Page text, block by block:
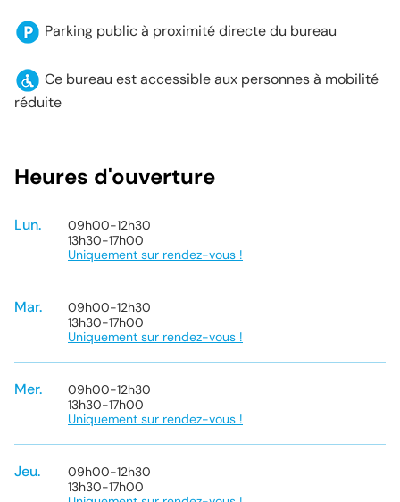
Parking public à proximité directe du bureau
Ce bureau est accessible aux personnes à mobilité
réduite
Heures d'ouverture
Lun. 09h00-12h30
13h30-17h00
Uniquement sur rendez-vous !
Mar. 09h00-12h30
13h30-17h00
Uniquement sur rendez-vous !
Mer. 09h00-12h30
13h30-17h00
Uniquement sur rendez-vous !
Jeu. 09h00-12h30
13h30-17h00